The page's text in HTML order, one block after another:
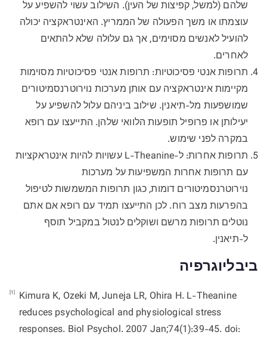
שלהם (למשל, קפיצות של העין). השילוב עשוי להשפיע על
עוצמתו או משך הפעולה של הממריץ. האינטראקציה יכולה
להועיל לאנשים מסוימים, אך גם עלולה שלא להתאים
לאחרים.
תרופות אנטי פסיכוטיות: תרופות אנטי פסיכוטיות מסוימות
מקיימות אינטראקציה עם אותן מערכות נוירוטרנסמיטורים
שמושפעות מל-תיאנין. שילוב ביניהם עלול להשפיע על
יעילותן או פרופיל תופעות הלוואי שלהן. התייעצו עם רופא
במקרה לפני שימוש.
תרופות אחרות: ל-L-Theanine עשויות להיות אינטראקציות
עם תרופות אחרות המשפיעות על מערכות
נוירוטרנסמיטורים דומות, כגון תרופות המשמשות לטיפול
בהפרעות מצב רוח. לכן התייעצו תמיד עם רופא אם אתם
נוטלים תרופות מרשם ושוקלים לנטול במקביל תוסף
ל-תיאנין.
ביבליוגרפיה
[1]
Kimura K, Ozeki M, Juneja LR, Ohira H. L-Theanine
reduces psychological and physiological stress
responses. Biol Psychol. 2007 Jan;74(1):39-45. doi: